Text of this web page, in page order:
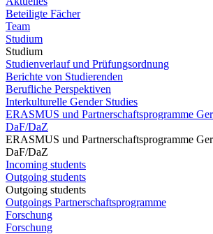
Beteiligte Fächer
Team
Studium
Studium
Studienverlauf und Prüfungsordnung
Berichte von Studierenden
Berufliche Perspektiven
Interkulturelle Gender Studies
ERASMUS und Partnerschaftsprogramme
DaF/DaZ
ERASMUS und Partnerschaftsprogramme
DaF/DaZ
Incoming students
Outgoing students
Outgoing students
Outgoings Partnerschaftsprogramme
Forschung
Forschung